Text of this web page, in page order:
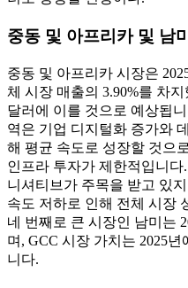
중동 및 아프리카 및 남미
중동 및 아프리카 시장은
체 시장 매출의 3.90%를 차
달러에 이를 것으로 예상됩
역은 기업 디지털화 증가와
해 평균 속도로 성장할 것으
인프라 투자가 제한적입니다
니셔티브가 주목을 받고 있
속도 저하로 인해 전체 시장
네 번째로 큰 시장인 남미는
며, GCC 시장 가치는 2025
니다.